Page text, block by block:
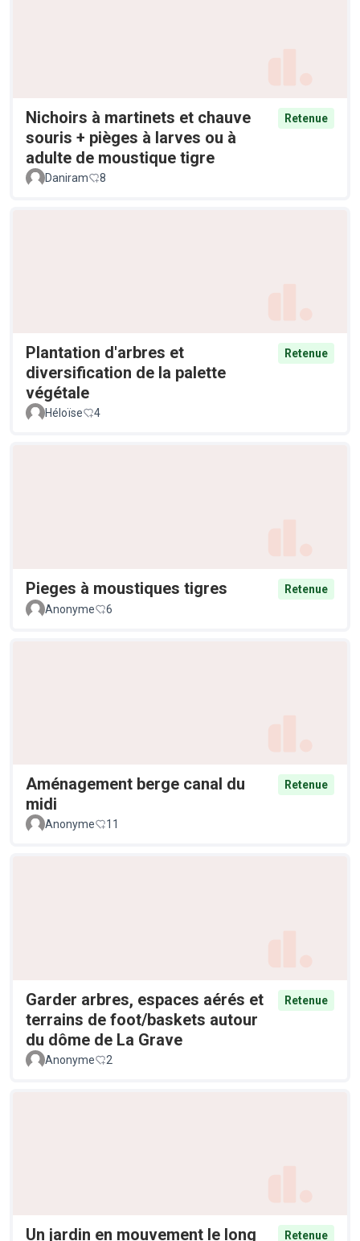
Nichoirs à martinets et chauve
souris + pièges à larves ou à
adulte de moustique tigre
Retenue
Daniram 8
Plantation d'arbres et
diversification de la palette
végétale
Retenue
Héloïse 4
Pieges à moustiques tigres
Retenue
Anonyme
6
Aménagement berge canal du
midi
Retenue
Anonyme 11
Garder arbres, espaces aérés et
terrains de foot/baskets autour
du dôme de La Grave
Retenue
Anonyme 2
Un jardin en mouvement le long Retenue